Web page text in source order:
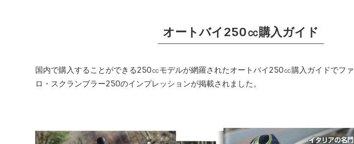
オートバイ250㏄購入ガイド
国内で購入することができる250㏄モデルが網羅されたオートバイ250㏄購入ガイドでフ
ロ・スクランブラー250のインプレッションが掲載されました。